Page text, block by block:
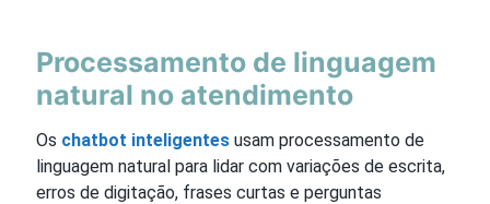
Processamento de linguagem
natural no atendimento
Os chatbot inteligentes usam processamento de
linguagem natural para lidar com variações de escrita,
erros de digitação, frases curtas e perguntas